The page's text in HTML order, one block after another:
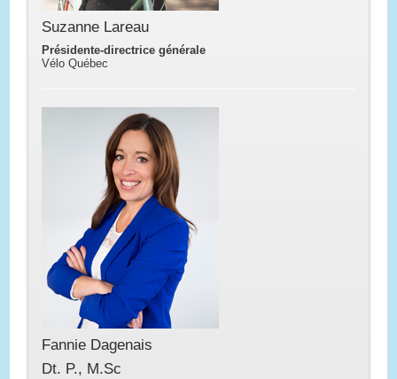
Suzanne Lareau
Présidente-directrice générale
Vélo Québec
Fannie Dagenais
Dt. P., M.Sc